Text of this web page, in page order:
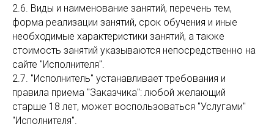
2.6. Виды и наименование занятий, перечень тем,
форма реализации занятий, срок обучения и иные
необходимые характеристики занятий, а также
стоимость занятий указываются непосредственно на
сайте "Исполнителя".
2.7. "Исполнитель" устанавливает требования и
правила приема "Заказчика": любой желающий
старше 18 лет, может воспользоваться "Услугами"
"Исполнителя".